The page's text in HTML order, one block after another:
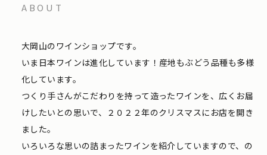
ABOUT
大岡山のワインショップです。
いま日本ワインは進化しています！産地もぶどう品種も多様
化しています。
つくり手さんがこだわりを持って造ったワインを、広くお届
けしたいとの思いで、２０２２年のクリスマスにお店を開き
ました。
いろいろな思いの詰まったワインを紹介していますので、の